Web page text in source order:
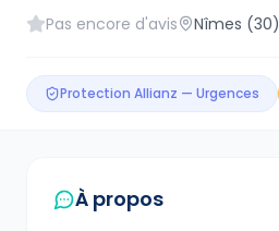
Pas encore d'avis Nîmes (30)
Protection Allianz — Urgences
À propos